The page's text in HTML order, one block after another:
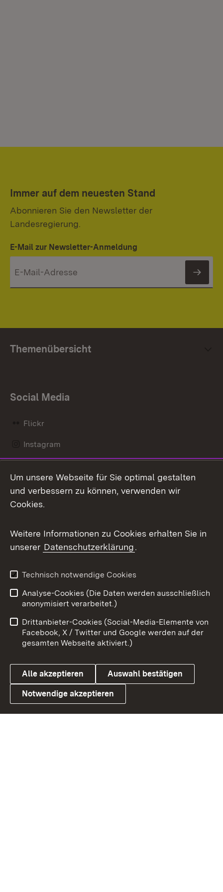
Immer auf dem neuesten Stand
Abonnieren Sie den Newsletter der
Landesregierung.
E-Mail zur Newsletter-Anmeldung
Themenübersicht
Social Media
Flickr
Instagram
Mastodon
Messenger
Social Wall
X / Twitter
Youtube
Link zum Landesportal
Benutzungshinweise
Barrierefreiheit
Datenschutz
Cookies
Um unsere Webseite für Sie optimal gestalten
und verbessern zu können, verwenden wir
Cookies.
Weitere Informationen zu Cookies erhalten Sie in
unserer Datenschutzerklärung.
Technisch notwendige Cookies
Analyse-Cookies (Die Daten werden ausschließlich
anonymisiert verarbeitet.)
Drittanbieter-Cookies (Social-Media-Elemente von
Facebook, X / Twitter und Google werden auf der
gesamten Webseite aktiviert.)
Alle akzeptieren Auswahl bestätigen
Notwendige akzeptieren